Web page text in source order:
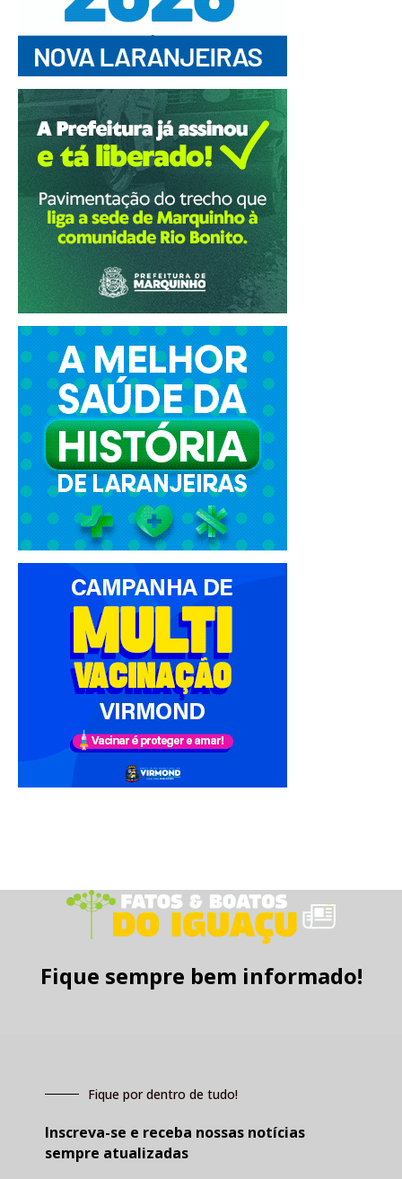
Fique sempre bem informado!
Fique por dentro de tudo!
Inscreva-se e receba nossas notícias
sempre atualizadas